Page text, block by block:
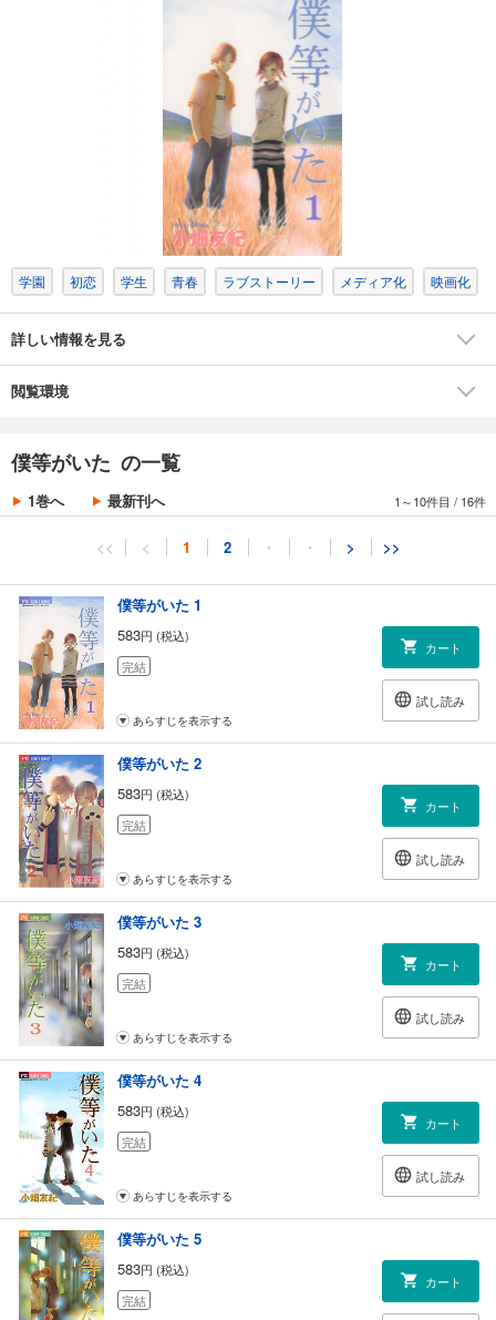
学園 初恋 学生 青春 ラブストーリー メディア化 映画化
詳しい情報を見る
閲覧環境
僕等がいた の一覧
1巻へ 最新刊へ 1～10件目 / 16件
<< < 1 2 ・ ・ > >>
僕等がいた 1
583円 (税込)
完結
カート
試し読み
あらすじを表示する
僕等がいた 2
583円 (税込)
完結
カート
試し読み
あらすじを表示する
僕等がいた 3
583円 (税込)
完結
カート
試し読み
あらすじを表示する
僕等がいた 4
583円 (税込)
完結
カート
試し読み
あらすじを表示する
僕等がいた 5
583円 (税込)
完結
カート